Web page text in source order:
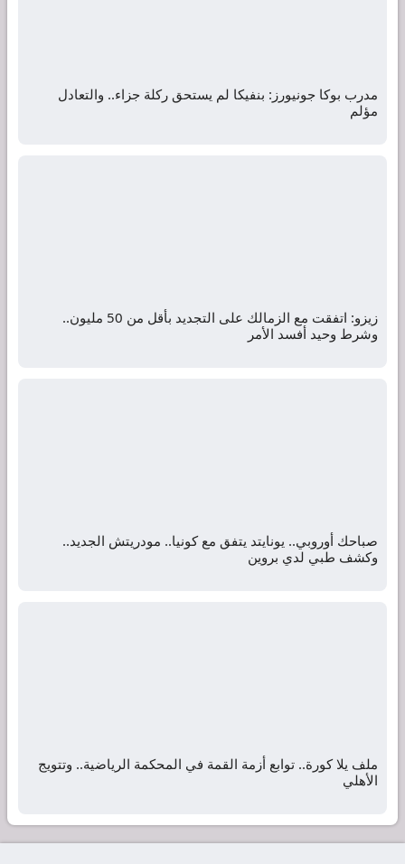
مدرب بوكا جونيورز: بنفيكا لم يستحق ركلة جزاء.. والتعادل
مؤلم
زيزو: اتفقت مع الزمالك على التجديد بأقل من 50 مليون..
وشرط وحيد أفسد الأمر
صباحك أوروبي.. يونايتد يتفق مع كونيا.. مودريتش الجديد..
وكشف طبي لدي بروين
ملف يلا كورة.. توابع أزمة القمة في المحكمة الرياضية.. وتتويج
الأهلي